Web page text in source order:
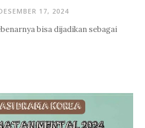
17, 2024
bisa dijadikan sebagai